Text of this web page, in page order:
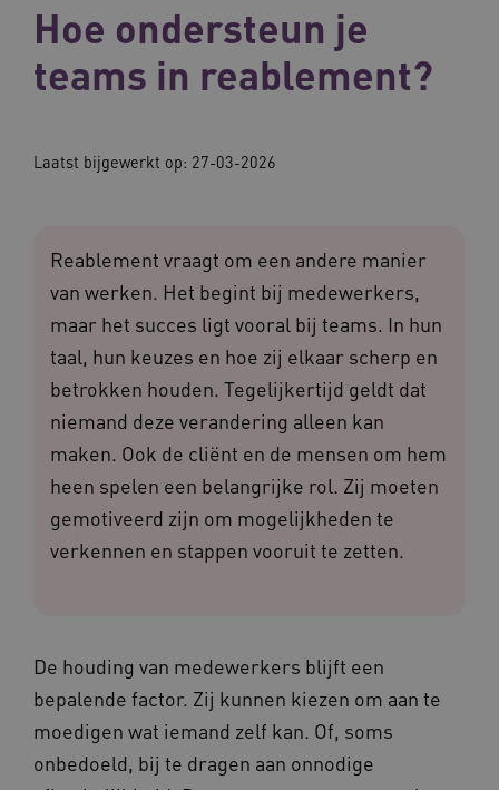
Hoe ondersteun je
teams in reablement?
Laatst bijgewerkt op: 27-03-2026
Reablement vraagt om een andere manier
van werken. Het begint bij medewerkers,
maar het succes ligt vooral bij teams. In hun
taal, hun keuzes en hoe zij elkaar scherp en
betrokken houden. Tegelijkertijd geldt dat
niemand deze verandering alleen kan
maken. Ook de cliënt en de mensen om hem
heen spelen een belangrijke rol. Zij moeten
gemotiveerd zijn om mogelijkheden te
verkennen en stappen vooruit te zetten.
De houding van medewerkers blijft een
bepalende factor. Zij kunnen kiezen om aan te
moedigen wat iemand zelf kan. Of, soms
onbedoeld, bij te dragen aan onnodige